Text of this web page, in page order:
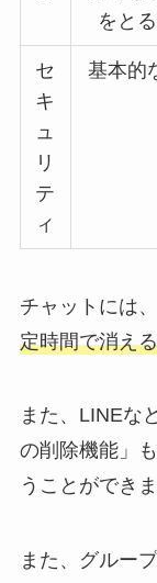
をと
セ
キ
ュ
リ
テ
ィ
基本的
チャットには
定時間で消え
また、LINEな
の削除機能」
うことができま
また、グルー